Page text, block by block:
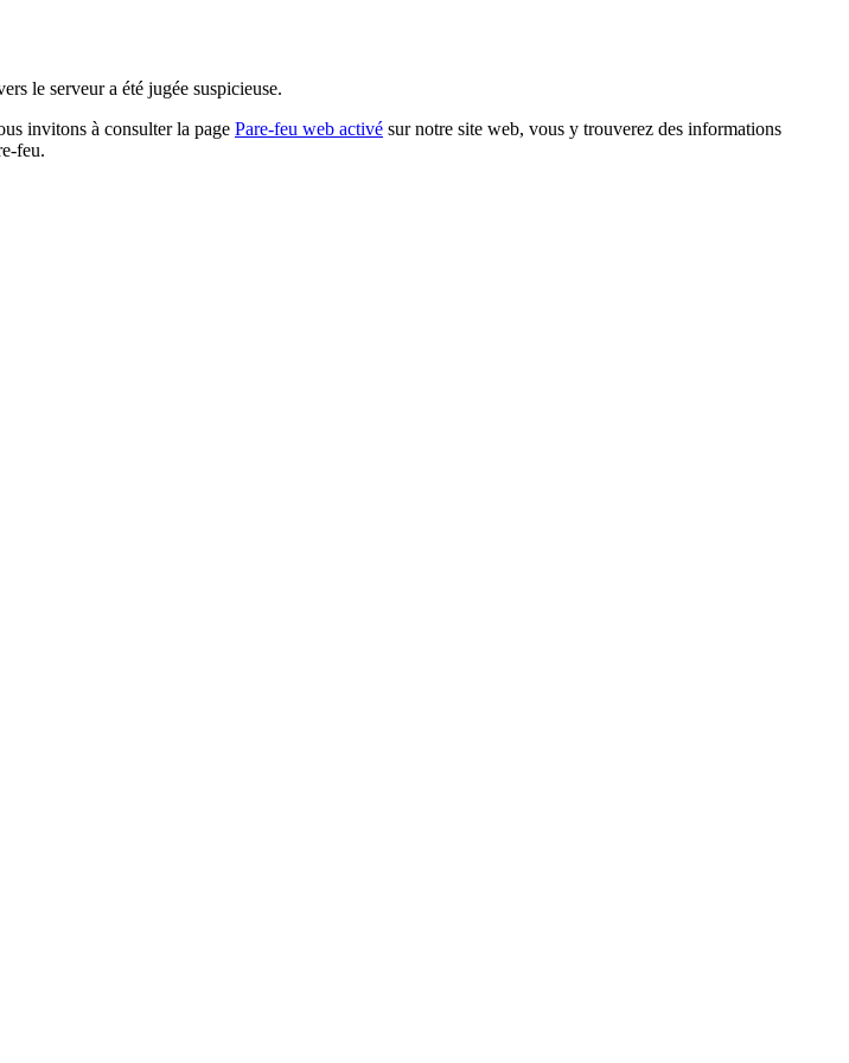
le serveur a été jugée suspicieuse.
invitons à consulter la page Pare-feu web activé sur notre site web, vous y trouverez des informations
feu.